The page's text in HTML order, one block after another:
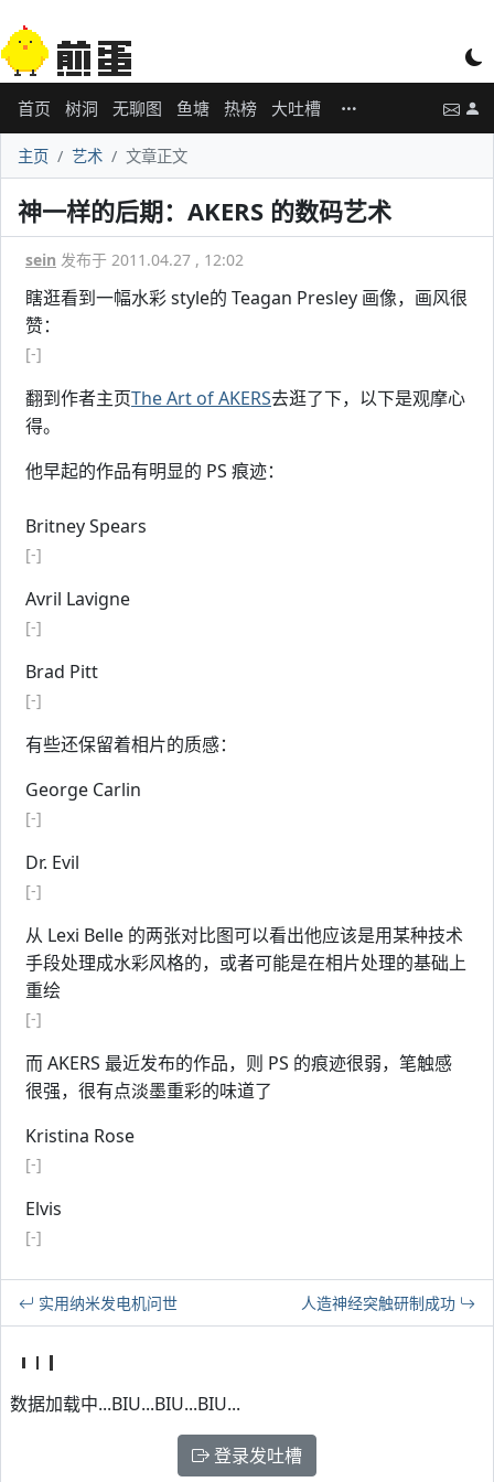
首页 树洞 无聊图 鱼塘 热榜 大吐槽
主页 艺术 文章正文
神一样的后期：AKERS 的数码艺术
sein 发布于 2011.04.27 , 12:02
瞎逛看到一幅水彩 style的 Teagan Presley 画像，画风很
赞：
[-]
翻到作者主页The Art of AKERS去逛了下，以下是观摩心
得。
他早起的作品有明显的 PS 痕迹：
Britney Spears
[-]
Avril Lavigne
[-]
Brad Pitt
[-]
有些还保留着相片的质感：
George Carlin
[-]
Dr. Evil
[-]
从 Lexi Belle 的两张对比图可以看出他应该是用某种技术
手段处理成水彩风格的，或者可能是在相片处理的基础上
重绘
[-]
而 AKERS 最近发布的作品，则 PS 的痕迹很弱，笔触感
很强，很有点淡墨重彩的味道了
Kristina Rose
[-]
Elvis
[-]
实用纳米发电机问世 人造神经突触研制成功
数据加载中...BIU...BIU...BIU...
登录发吐槽